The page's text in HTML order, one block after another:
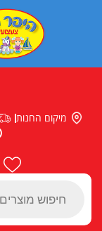
Products
מיקום החנות